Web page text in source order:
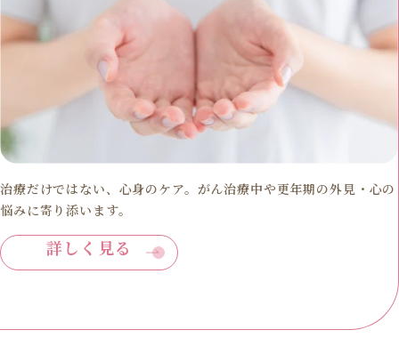
治療だけではない、心身のケア。がん治療中や更年期の外見・心の
悩みに寄り添います。
詳しく見る